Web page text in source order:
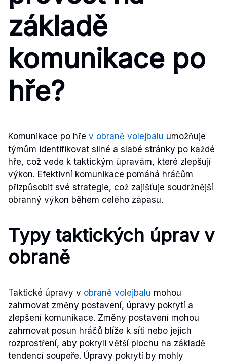
základě
komunikace po
hře?
Komunikace po hře v obraně volejbalu umožňuje
týmům identifikovat silné a slabé stránky po každé
hře, což vede k taktickým úpravám, které zlepšují
výkon. Efektivní komunikace pomáhá hráčům
přizpůsobit své strategie, což zajišťuje soudržnější
obranný výkon během celého zápasu.
Typy taktických úprav v
obraně
Taktické úpravy v obraně volejbalu mohou
zahrnovat změny postavení, úpravy pokrytí a
zlepšení komunikace. Změny postavení mohou
zahrnovat posun hráčů blíže k síti nebo jejich
rozprostření, aby pokryli větší plochu na základě
tendencí soupeře. Úpravy pokrytí by mohly